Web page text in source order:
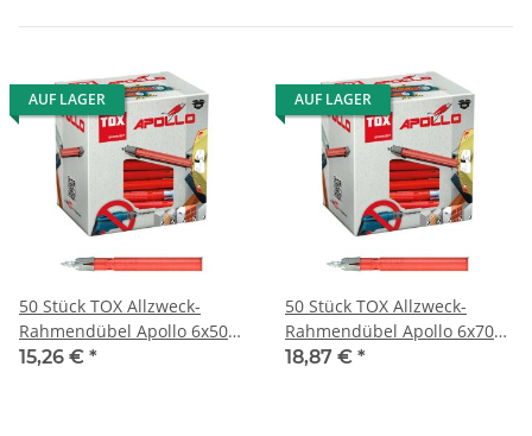
AUF LAGER
50 Stück TOX Allzweck-
Rahmendübel Apollo 6x50
mm
15,26 € *
AUF LAGER
50 Stück TOX Allzweck-
Rahmendübel Apollo 6x70
mm
18,87 € *